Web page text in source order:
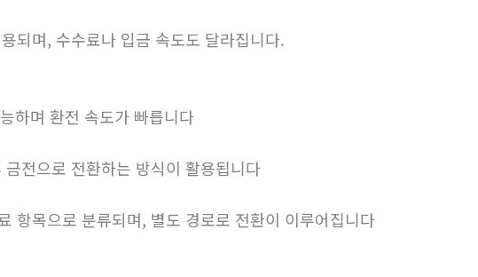
되며, 수수료나 입금 속도도 달라집니다.
하며 환전 속도가 빠릅니다
전으로 전환하는 방식이 활용됩니다
항목으로 분류되며, 별도 경로로 전환이 이루어집니다